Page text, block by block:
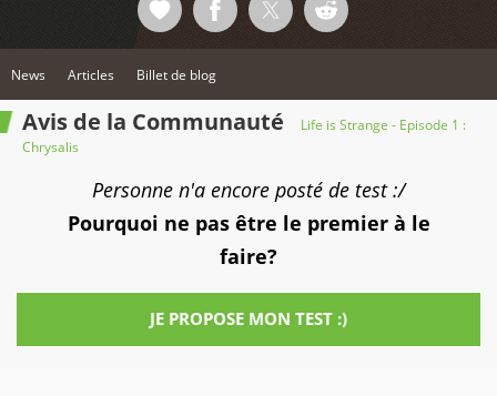
News Articles Billet de blog
Avis de la Communauté
Life is Strange - Episode 1 :
Chrysalis
Personne n'a encore posté de test :/
Pourquoi ne pas être le premier à le
faire?
JE PROPOSE MON TEST :)